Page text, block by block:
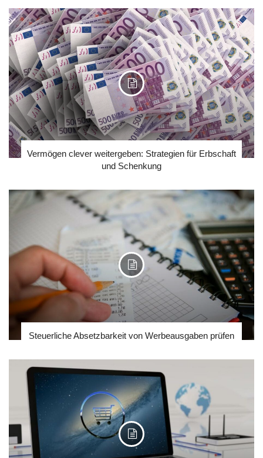
Vermögen clever weitergeben: Strategien für Erbschaft
und Schenkung
Steuerliche Absetzbarkeit von Werbeausgaben prüfen